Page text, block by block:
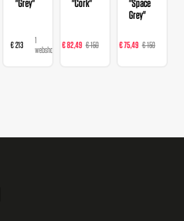
webshops
"Grey"
€ 213
1
webshop
"Cork"
€ 82,49 € 150
webshop
"Space
Grey"
€ 75,49 € 150